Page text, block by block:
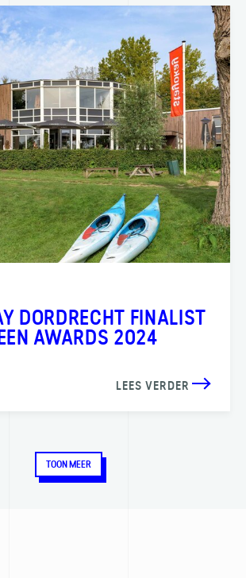
DORDRECHT FINALIST
AWARDS 2024
LEES VERDER
TOON MEER